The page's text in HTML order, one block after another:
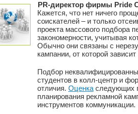
PR-директор фирмы Pride
Кажется, что нет ничего
соискателей – и только
проекта массового подбора
закономерности, учитывая
Обычно они связаны с
кампании, от которой
Подбор
студентов в колл-центр и
отличия. Оценка следующих
планирования рекламной
инструментов коммуникации.